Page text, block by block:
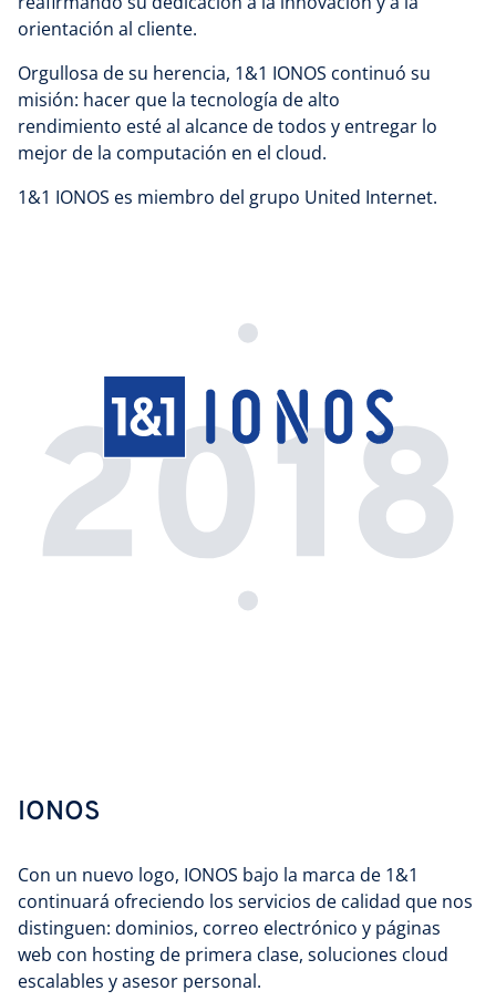
orientación al cliente.
Orgullosa de su herencia, 1&1 IONOS continuó su
misión: hacer que la tecnología de alto
rendimiento esté al alcance de todos y entregar lo
mejor de la computación en el cloud.
1&1 IONOS es miembro del grupo United Internet.
IONOS
Con un nuevo logo, IONOS bajo la marca de 1&1
continuará ofreciendo los servicios de calidad que nos
distinguen: dominios, correo electrónico y páginas
web con hosting de primera clase, soluciones cloud
escalables y asesor personal.